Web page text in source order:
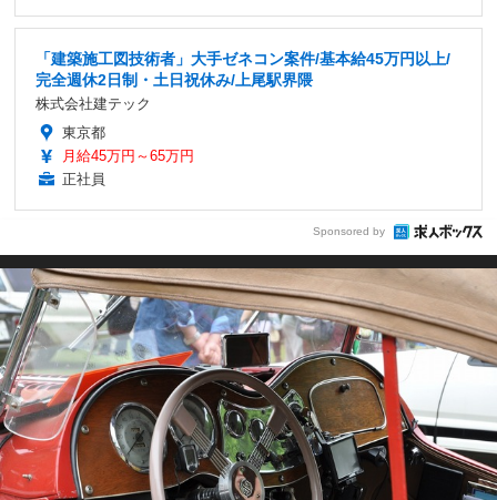
「建築施工図技術者」大手ゼネコン案件/基本給45万円以上/
完全週休2日制・土日祝休み/上尾駅界隈
株式会社建テック
東京都
月給45万円～65万円
正社員
Sponsored by